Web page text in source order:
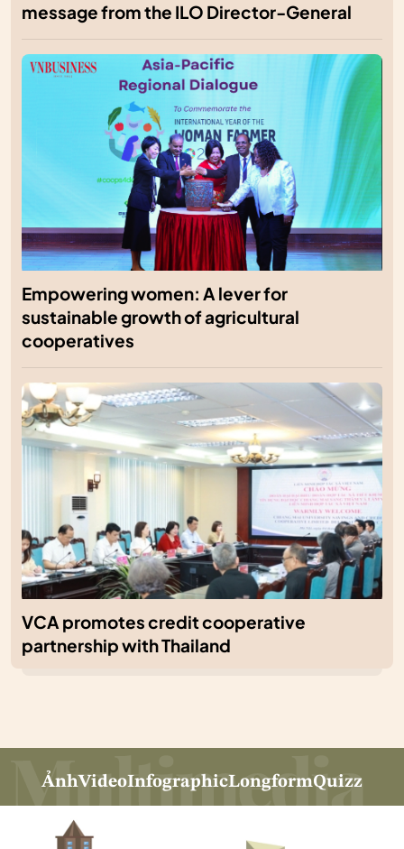
message from the ILO Director-General
Empowering women: A lever for
sustainable growth of agricultural
cooperatives
VCA promotes credit cooperative
partnership with Thailand
ẢnhVideoInfographicLongformQuizz